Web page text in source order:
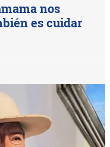
nos
es cuidar